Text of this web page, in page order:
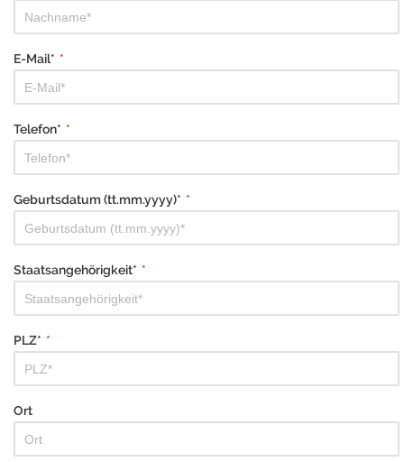
E-Mail* *
Telefon* *
Geburtsdatum (tt.mm.yyyy)* *
Staatsangehörigkeit* *
PLZ* *
Ort